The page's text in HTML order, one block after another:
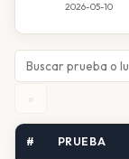
»
# PRUEBA